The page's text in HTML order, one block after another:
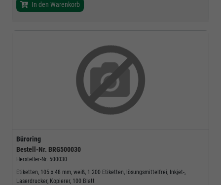
In den Warenkorb
Büroring
Bestell-Nr. BRG500030
Hersteller-Nr. 500030
Etiketten, 105 x 48 mm, weiß, 1.200 Etiketten, lösungsmittelfrei, Inkjet-,
Laserdrucker, Kopierer, 100 Blatt